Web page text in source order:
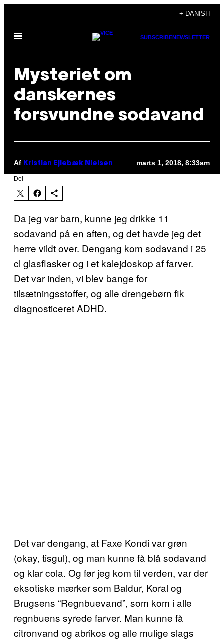
indhold
+ DANISH
Åbn
SUBSCRIBENEWSLETTER
Mysteriet om
danskernes
forsvundne sodavand
Af Kristian Ejlebæk Nielsen marts 1, 2018, 8:33am
Del
Da jeg var barn, kunne jeg drikke 11
sodavand på en aften, og det havde jeg det
herre vildt over. Dengang kom sodavand i 25
cl glasflasker og i et kalejdoskop af farver.
Det var inden, vi blev bange for
tilsætningsstoffer, og alle drengebørn fik
diagnosticeret ADHD.
Det var dengang, at Faxe Kondi var grøn
(okay, tisgul), og man kunne få blå sodavand
og klar cola. Og før jeg kom til verden, var der
eksotiske mærker som Baldur, Koral og
Brugsens “Regnbuevand”, som kom i alle
regnbuens syrede farver. Man kunne få
citronvand og abrikos og alle mulige slags